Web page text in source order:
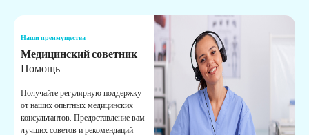
Наши преимущества
Медицинский советник
Помощь
Получайте регулярную поддержку
от наших опытных медицинских
консультантов. Предоставление вам
лучших советов и рекомендаций.